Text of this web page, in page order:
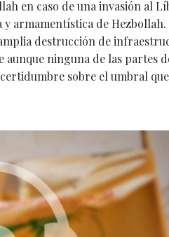
en caso de una invasión al
armamentística de Hezbollah.
destrucción de
aunque ninguna de las partes
sobre el umbral